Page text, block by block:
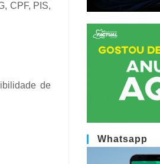
CPF, PIS,
de
Whatsapp